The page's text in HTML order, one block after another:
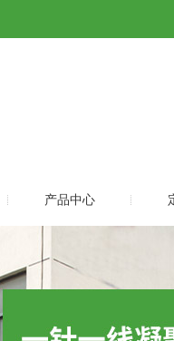
产品中心